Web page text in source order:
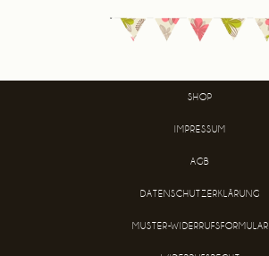
SHOP
IMPRESSUM
AGB
DATENSCHUTZERKLÄRUNG
MUSTER-WIDERRUFSFORMULAR